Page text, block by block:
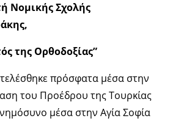
Νομικής Σχολής
της Ορθοδοξίας”
πρόσφατα μέσα στην
του Προέδρου της Τουρκίας
μέσα στην Αγία Σοφία